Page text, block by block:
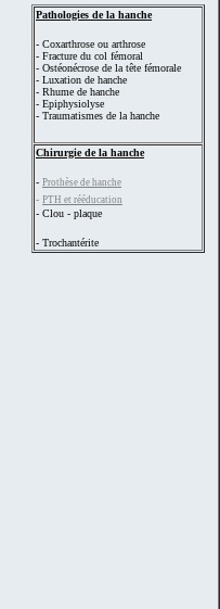
Pathologies de la hanche
- Coxarthrose ou arthrose
- Fracture du col fémoral
- Ostéonécrose de la tête fémorale
- Luxation de hanche
- Rhume de hanche
- Epiphysiolyse
- Traumatismes de la hanche
Chirurgie de la hanche
- Prothèse de hanche
- PTH et rééducation
- Clou - plaque
- Trochantérite